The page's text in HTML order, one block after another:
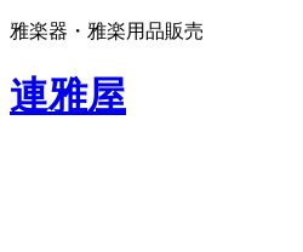
雅楽器・雅楽用品販売
連雅屋